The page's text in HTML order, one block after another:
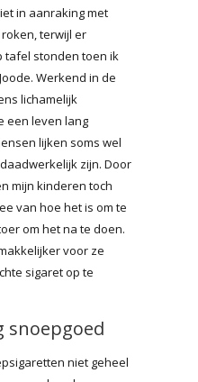
in aanraking met
terwijl er
tafel stonden toen ik
Werkend in de
lichamelijk
een leven lang
lijken soms wel
zijn. Door
mijn kinderen toch
van hoe het is om te
om het na te doen.
voor ze
sigaret op te
snoepgoed
niet geheel